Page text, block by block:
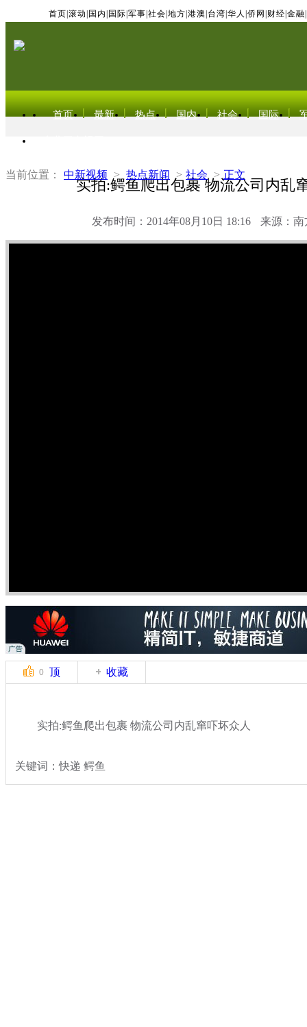
首页 滚动 国内 国际 军事 社会 地方 港澳 台湾 华人 侨网 财经 金融
首页 最新 热点 国内 社会 国际
当前位置： 中新视频 > 热点新闻 > 社会 > 正文
实拍:鳄鱼爬出包裹 物流公司内乱
发布时间：2014年08月10日 18:16 来源：南
0 顶 收藏
实拍:鳄鱼爬出包裹 物流公司内乱窜吓坏众人
关键词：快递 鳄鱼